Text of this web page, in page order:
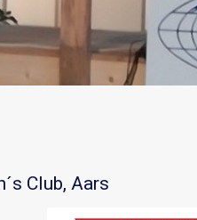
Club, Aars